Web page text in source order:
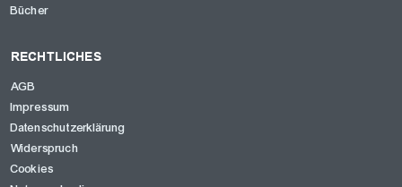
Bücher
RECHTLICHES
AGB
Impressum
Datenschutzerklärung
Widerspruch
Cookies